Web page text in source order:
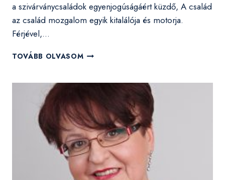
a szivárványcsaládok egyenjogúságáért küzdő, A család
az család mozgalom egyik kitalálója és motorja.
Férjével,…
TOVÁBB OLVASOM „MENNI
ELŐRE”